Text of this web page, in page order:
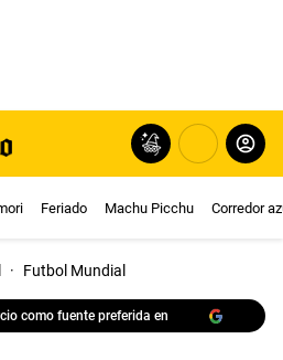
Feriado Machu Picchu Corredor
· Futbol Mundial
como fuente preferida en